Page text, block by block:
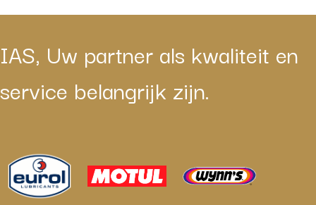
IAS, Uw partner als kwaliteit en
service belangrijk zijn.